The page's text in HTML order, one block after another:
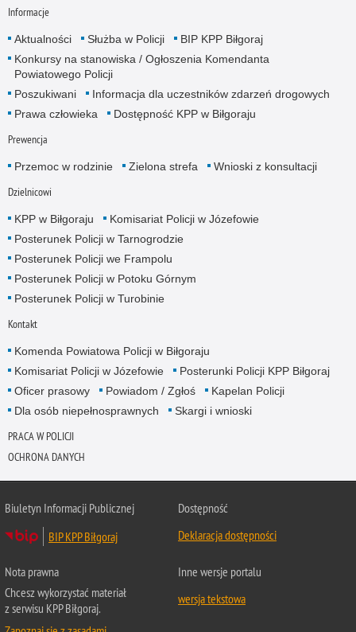
Informacje
Aktualności Służba w Policji
BIP KPP Biłgoraj
Konkursy na stanowiska / Ogłoszenia Komendanta
Powiatowego Policji
Poszukiwani
Informacja dla uczestników zdarzeń drogowych
Prawa człowieka
Dostępność KPP w Biłgoraju
Prewencja
Przemoc w rodzinie Zielona strefa Wnioski z konsultacji
Dzielnicowi
KPP w Biłgoraju
Komisariat Policji w Józefowie
Posterunek Policji w Tarnogrodzie
Posterunek Policji we Frampolu
Posterunek Policji w Potoku Górnym
Posterunek Policji w Turobinie
Kontakt
Komenda Powiatowa Policji w Biłgoraju
Komisariat Policji w Józefowie
Posterunki Policji KPP Biłgoraj
Oficer prasowy
Powiadom / Zgłoś
Kapelan Policji
Dla osób niepełnosprawnych
Skargi i wnioski
PRACA W POLICJI
OCHRONA DANYCH
Biuletyn Informacji Publicznej
BIP KPP Biłgoraj
Dostępność
Deklaracja dostępności
Nota prawna
Chcesz wykorzystać materiał
z serwisu KPP Biłgoraj.
Inne wersje portalu
wersja tekstowa